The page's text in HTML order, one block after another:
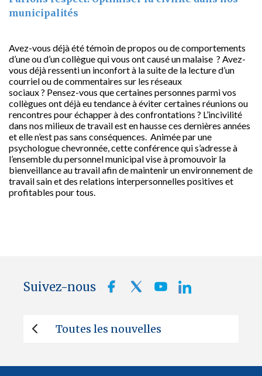
municipalités
Avez-vous déjà été témoin de propos ou de comportements
d’une ou d’un collègue qui vous ont causé un malaise ? Avez-
vous déjà ressenti un inconfort à la suite de la lecture d’un
courriel ou de commentaires sur les réseaux
sociaux? Pensez-vous que certaines personnes parmi vos
collègues ont déjà eu tendance à éviter certaines réunions ou
rencontres pour échapper à des confrontations ? L’incivilité
dans nos milieux de travail est en hausse ces dernières années
et elle n’est pas sans conséquences. Animée par une
psychologue chevronnée, cette conférence qui s’adresse à
l’ensemble du personnel municipal vise à promouvoir la
bienveillance au travail afin de maintenir un environnement de
travail sain et des relations interpersonnelles positives et
profitables pour tous.
Suivez-nous
Toutes les nouvelles